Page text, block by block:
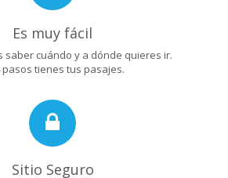
Es muy fácil
saber cuándo y a dónde quieres ir.
pasos tienes tus pasajes.
Sitio Seguro